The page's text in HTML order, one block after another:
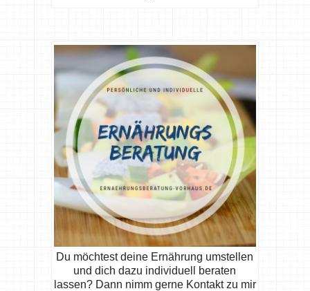
Du möchtest deine Ernährung umstellen
und dich dazu individuell beraten
lassen? Dann nimm gerne Kontakt zu mir